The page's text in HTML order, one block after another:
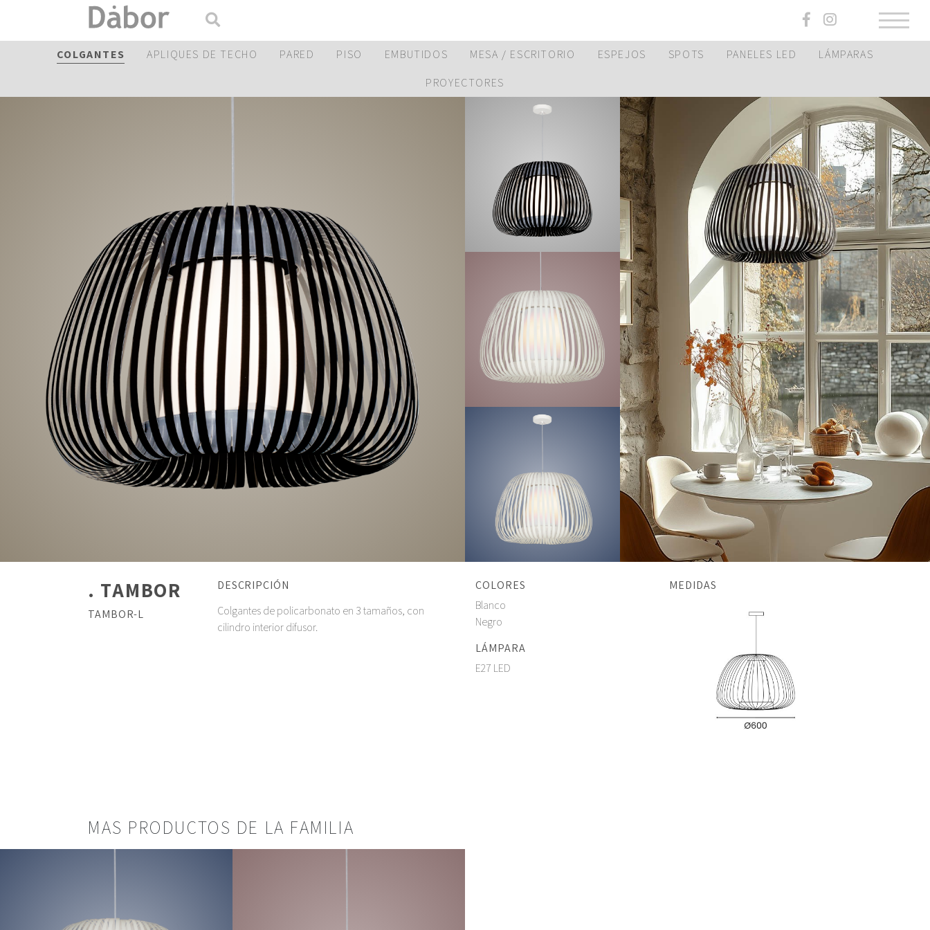
COLGANTES APLIQUES DE TECHO PARED PISO EMBUTIDOS MESA / ESCRITORIO ESPEJOS SPOTS PANELES LED
LÁMPARAS
PROYECTORES
. TAMBOR
TAMBOR-L
DESCRIPCIÓN
Colgantes de policarbonato en 3 tamaños, con
cilindro interior difusor.
COLORES
Blanco
Negro
LÁMPARA
E27 LED
MEDIDAS
MAS PRODUCTOS DE LA FAMILIA